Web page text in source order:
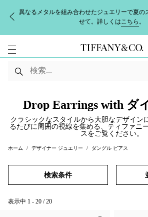
異なるメタルを組み合わせたジュエリーで夏の
せて。詳しくはこちら 。
Drop Earrings with ダ
クラシックなスタイルから大胆なデザイン
るたびに周囲の視線を集める、ティファニ
スをご覧ください。
ホーム デザイナー ジュエリー ダングル ピアス
検索条件
表示中 1 - 20 / 20